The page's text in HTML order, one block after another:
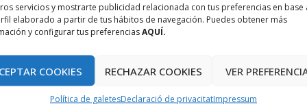
servicios y mostrarte publicidad relacionada con tus preferencias en base
elaborado a partir de tus hábitos de navegación. Puedes obtener más
y configurar tus preferenciasAQUÍ.
COOKIES RECHAZAR COOKIES VER
Política de galetesDeclaració de privacitatImpressum
Aquesta dimensió avalua com l’organització recopila,
de la informació, la qualitat de les dades i la capacitat
i la intel·ligència artificial esdevé crític. Aquesta
per millorar l’eficiència operativa, la presa de decisions